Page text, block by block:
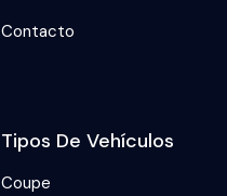
Contacto
Tipos De Vehículos
Coupe